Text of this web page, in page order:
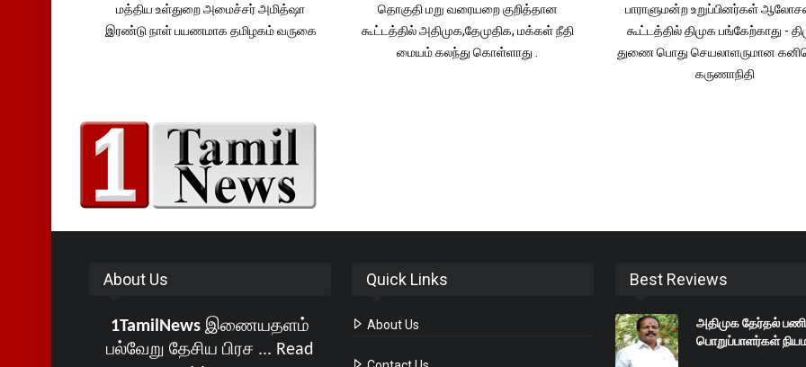
மத்திய உள்துறை அமைச்சர் அமித்ஷா
இரண்டு நாள் பயணமாக தமிழகம் வருகை
தொகுதி மறு வரையறை குறித்தான
கூட்டத்தில் அதிமுக,தேமுதிக, மக்கள் நீதி
மையம் கலந்து கொள்ளாது .
பாராளுமன்ற உறுப்பினர்கள்
கூட்டத்தில் திமுக பங்கேற்காது -
துணை பொது செயலாளருமான
கருணாநிதி
About Us
1TamilNewsஇணையதளம்
பல்வேறு தேசிய பிரச ... Read
Quick Links
About Us
Best Reviews
அதிமுக தேர்தல்
பொறுப்பாளர்கள்